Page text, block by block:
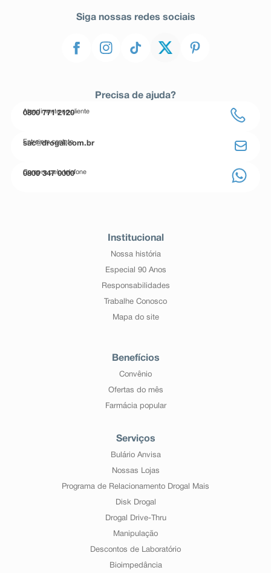
Siga nossas redes sociais
Precisa de ajuda?
Atendimento ao cliente
0800 771 2120
Entre em contato
sac@drogal.com.br
Compre pelo telefone
0800 347 0000
Institucional
Nossa história
Especial 90 Anos
Responsabilidades
Trabalhe Conosco
Mapa do site
Benefícios
Convênio
Ofertas do mês
Farmácia popular
Serviços
Bulário Anvisa
Nossas Lojas
Programa de Relacionamento Drogal Mais
Disk Drogal
Drogal Drive-Thru
Manipulação
Descontos de Laboratório
Bioimpedância